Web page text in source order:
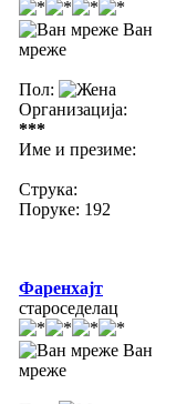
Ван
мреже
Пол:
Организација:
***
Име и презиме:
Струка:
Поруке: 192
Фаренхајт
староседелац
Ван
мреже